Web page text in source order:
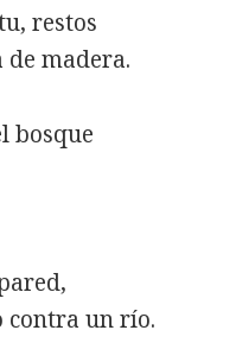
restos
madera.
bosque
contra un río.